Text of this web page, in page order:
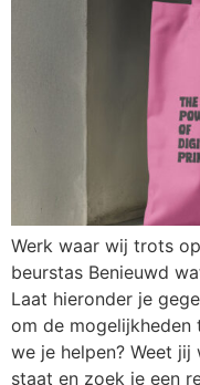
Werk waar wij trots
beurstas Benieuwd
Laat hieronder je
om de mogelijkheden
we je helpen? Weet
staat en zoek je een